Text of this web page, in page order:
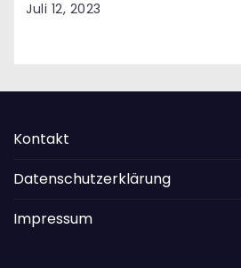
Juli 12, 2023
Kontakt
Datenschutzerklärung
Impressum